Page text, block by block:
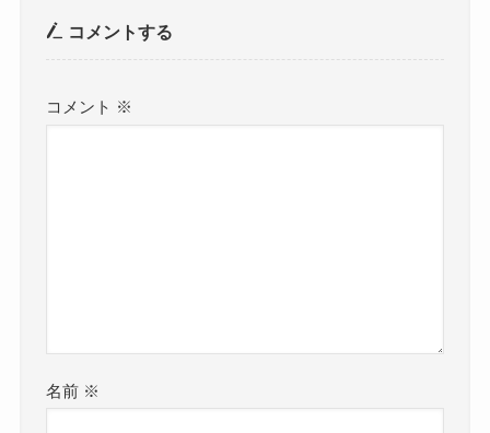
コメントする
コメント ※
名前 ※